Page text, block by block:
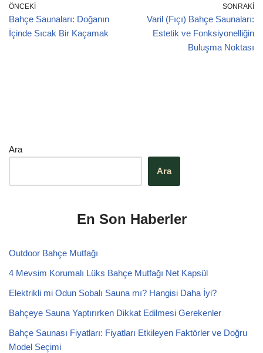
ÖNCEKI
Bahçe Saunaları: Doğanın
İçinde Sıcak Bir Kaçamak
SONRAKI
Varil (Fıçı) Bahçe Saunaları:
Estetik ve Fonksiyonelliğin
Buluşma Noktası
Ara
Ara
En Son Haberler
Outdoor Bahçe Mutfağı
4 Mevsim Korumalı Lüks Bahçe Mutfağı Net Kapsül
Elektrikli mi Odun Sobalı Sauna mı? Hangisi Daha İyi?
Bahçeye Sauna Yaptırırken Dikkat Edilmesi Gerekenler
Bahçe Saunası Fiyatları: Fiyatları Etkileyen Faktörler ve Doğru
Model Seçimi